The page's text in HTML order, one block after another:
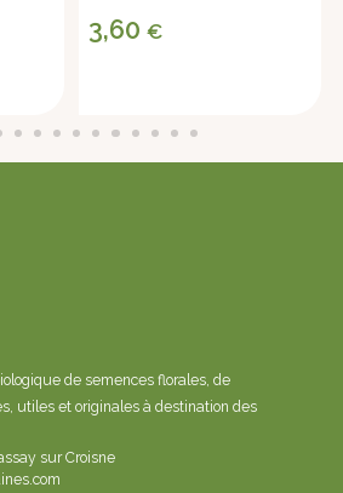
3,60 €
de semences florales, de
utiles et originales à destination des
sur Croisne